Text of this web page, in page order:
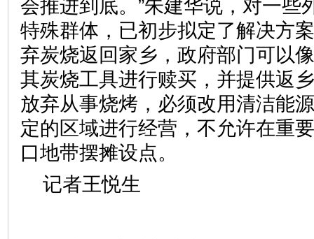
会推进到底。”朱建华说，对一些
特殊群体，已初步拟定了解决方
弃炭烧返回家乡，政府部门可以
其炭烧工具进行赎买，并提供返
放弃从事烧烤，必须改用清洁能
定的区域进行经营，不允许在重
口地带摆摊设点。
记者王悦生